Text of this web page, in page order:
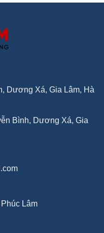
Dương Xá, Gia Lâm, Hà
Bình, Dương Xá, Gia
Lâm